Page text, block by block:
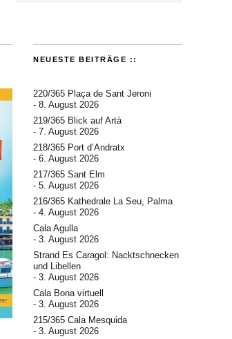
NEUESTE BEITRÄGE ::
220/365 Plaça de Sant Jeroni
8. August 2026
219/365 Blick auf Artà
7. August 2026
218/365 Port d’Andratx
6. August 2026
217/365 Sant Elm
5. August 2026
216/365 Kathedrale La Seu, Palma
4. August 2026
Cala Agulla
3. August 2026
Strand Es Caragol: Nacktschnecken
und Libellen
3. August 2026
Cala Bona virtuell
3. August 2026
215/365 Cala Mesquida
3. August 2026